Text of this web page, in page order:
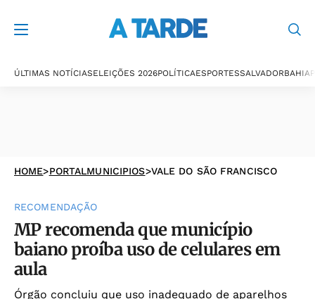
ÚLTIMAS NOTÍCIASELEIÇÕES 2026POLÍTICAESPORTESSALVADORBAHIA
HOME>PORTALMUNICIPIOS>VALE DO SÃO FRANCISCO
RECOMENDAÇÃO
MP recomenda que município
baiano proíba uso de celulares em
aula
Órgão concluiu que uso inadequado de aparelhos